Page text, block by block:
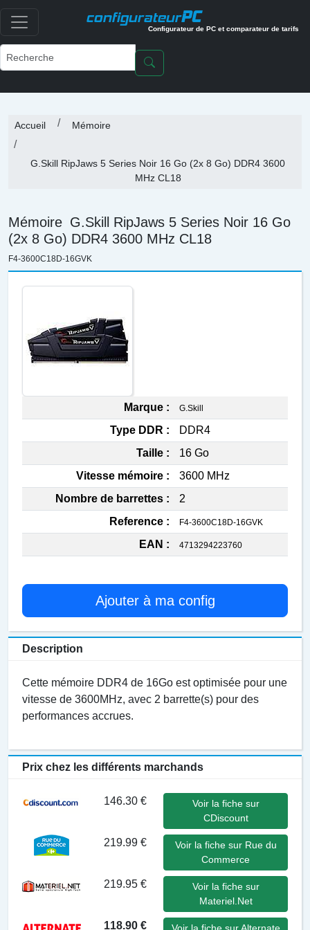
configurateurPC
Configurateur de PC et comparateur de tarifs
Accueil Mémoire
G.Skill RipJaws 5 Series Noir 16 Go (2x 8 Go) DDR4 3600
MHz CL18
Mémoire G.Skill RipJaws 5 Series Noir 16 Go
(2x 8 Go) DDR4 3600 MHz CL18
F4-3600C18D-16GVK
Marque : G.Skill
Type DDR :
DDR4
Taille :
16 Go
Vitesse mémoire :
3600 MHz
Nombre de barrettes :
2
Reference :
F4-3600C18D-16GVK
EAN : 4713294223760
Ajouter à ma config
Description
Cette mémoire DDR4 de 16Go est optimisée pour une
vitesse de 3600MHz, avec 2 barrette(s) pour des
performances accrues.
Prix chez les différents marchands
146.30 €
Voir la fiche sur
CDiscount
219.99 €
Voir la fiche sur Rue du
Commerce
219.95 €
Voir la fiche sur
Materiel.Net
118.90 €